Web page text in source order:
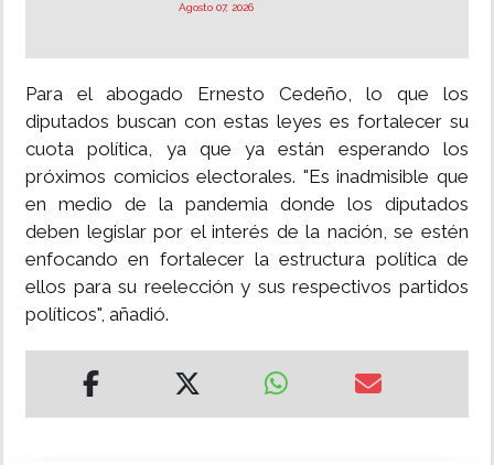
Agosto 07, 2026
Para el abogado Ernesto Cedeño, lo que los
diputados buscan con estas leyes es fortalecer su
cuota política, ya que ya están esperando los
próximos comicios electorales. "Es inadmisible que
en medio de la pandemia donde los diputados
deben legislar por el interés de la nación, se estén
enfocando en fortalecer la estructura política de
ellos para su reelección y sus respectivos partidos
políticos", añadió.